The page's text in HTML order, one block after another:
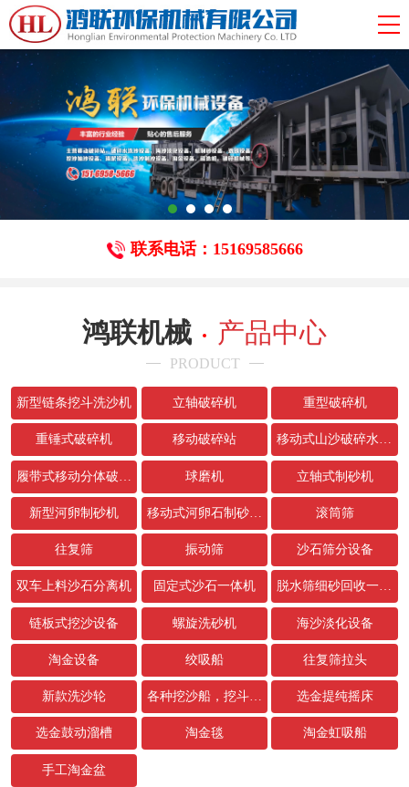
联系电话：15169585666
鸿联机械 产品中心
PRODUCT
新型链条挖斗洗沙机 立轴破碎机 重型破碎机
重锤式破碎机 移动破碎站 移动式山沙破碎水洗设备
球磨机 立轴式制砂机
新型河卵制砂机 移动式河卵石制砂生产线 滚筒筛
往复筛 振动筛 沙石筛分设备
双车上料沙石分离机 固定式沙石一体机 脱水筛细砂回收一体机
链板式挖沙设备 螺旋洗砂机 海沙淡化设备
淘金设备 绞吸船 往复筛拉头
新款洗沙轮 各种挖沙船，挖斗，链条配件 选金提纯摇床
选金鼓动溜槽 淘金毯 淘金虹吸船
手工淘金盆